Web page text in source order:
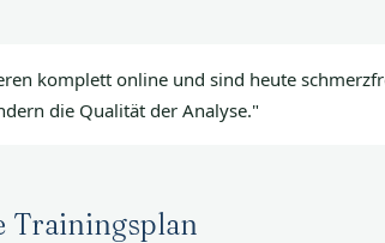
komplett online und sind heute
die Qualität der Analyse."
Trainingsplan